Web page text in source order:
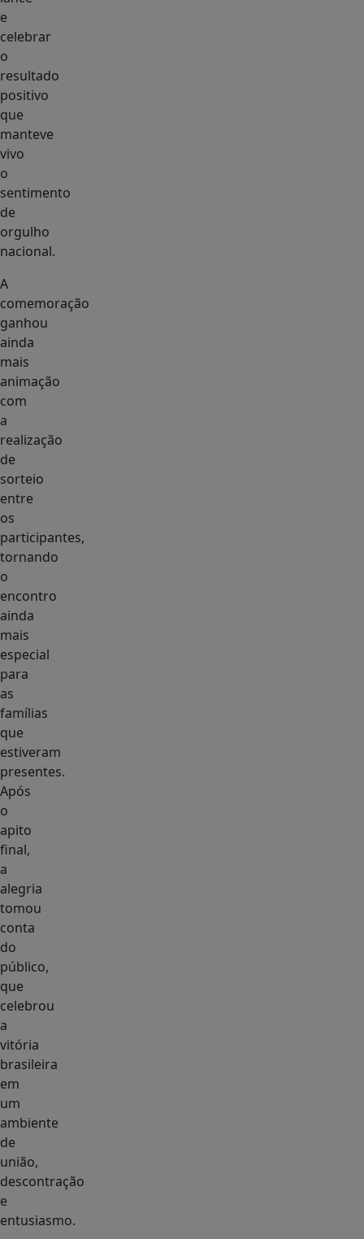
e
celebrar
o
resultado
positivo
que
manteve
vivo
o
sentimento
de
orgulho
nacional.
A
comemoração
ganhou
ainda
mais
animação
com
a
realização
de
sorteio
entre
os
participantes,
tornando
o
encontro
ainda
mais
especial
para
as
famílias
que
estiveram
presentes.
Após
o
apito
final,
a
alegria
tomou
conta
do
público,
que
celebrou
a
vitória
brasileira
em
um
ambiente
de
união,
descontração
e
entusiasmo.